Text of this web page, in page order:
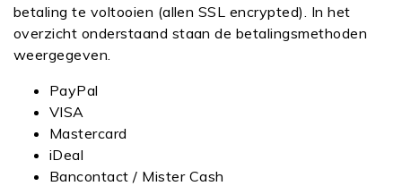
betaling te voltooien (allen SSL encrypted). In het
overzicht onderstaand staan de betalingsmethoden
weergegeven.
PayPal
VISA
Mastercard
iDeal
Bancontact / Mister Cash